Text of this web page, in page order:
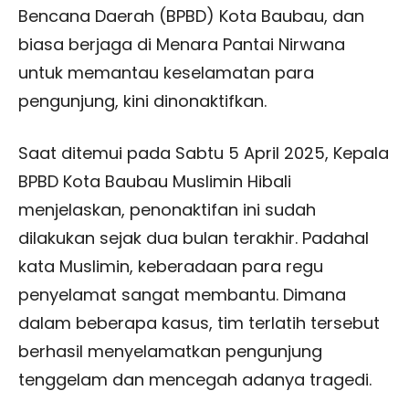
Bencana Daerah (BPBD) Kota Baubau, dan
biasa berjaga di Menara Pantai Nirwana
untuk memantau keselamatan para
pengunjung, kini dinonaktifkan.
Saat ditemui pada Sabtu 5 April 2025, Kepala
BPBD Kota Baubau Muslimin Hibali
menjelaskan, penonaktifan ini sudah
dilakukan sejak dua bulan terakhir. Padahal
kata Muslimin, keberadaan para regu
penyelamat sangat membantu. Dimana
dalam beberapa kasus, tim terlatih tersebut
berhasil menyelamatkan pengunjung
tenggelam dan mencegah adanya tragedi.